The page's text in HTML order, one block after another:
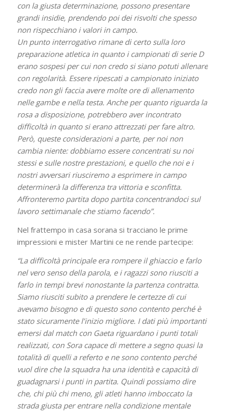
con la giusta determinazione, possono presentare
grandi insidie, prendendo poi dei risvolti che spesso
non rispecchiano i valori in campo.
Un punto interrogativo rimane di certo sulla loro
preparazione atletica in quanto i campionati di serie D
erano sospesi per cui non credo si siano potuti allenare
con regolarità. Essere ripescati a campionato iniziato
credo non gli faccia avere molte ore di allenamento
nelle gambe e nella testa. Anche per quanto riguarda la
rosa a disposizione, potrebbero aver incontrato
difficoltà in quanto si erano attrezzati per fare altro.
Però, queste considerazioni a parte, per noi non
cambia niente: dobbiamo essere concentrati su noi
stessi e sulle nostre prestazioni, e quello che noi e i
nostri avversari riusciremo a esprimere in campo
determinerà la differenza tra vittoria e sconfitta.
Affronteremo partita dopo partita concentrandoci sul
lavoro settimanale che stiamo facendo”.
Nel frattempo in casa sorana si tracciano le prime
impressioni e mister Martini ce ne rende partecipe:
“La difficoltà principale era rompere il ghiaccio e farlo
nel vero senso della parola, e i ragazzi sono riusciti a
farlo in tempi brevi nonostante la partenza contratta.
Siamo riusciti subito a prendere le certezze di cui
avevamo bisogno e di questo sono contento perché è
stato sicuramente l’inizio migliore. I dati più importanti
emersi dal match con Gaeta riguardano i punti totali
realizzati, con Sora capace di mettere a segno quasi la
totalità di quelli a referto e ne sono contento perché
vuol dire che la squadra ha una identità e capacità di
guadagnarsi i punti in partita. Quindi possiamo dire
che, chi più chi meno, gli atleti hanno imboccato la
strada giusta per entrare nella condizione mentale